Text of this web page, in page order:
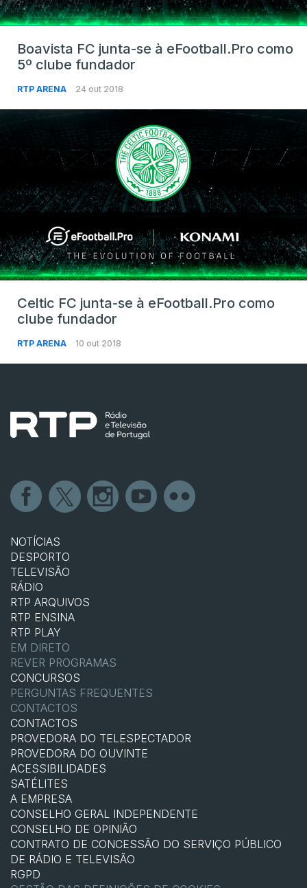
Boavista FC junta-se à eFootball.Pro como
5º clube fundador
RTP ARENA 24 out 2018
Celtic FC junta-se à eFootball.Pro como
clube fundador
RTP ARENA 10 out 2018
NOTÍCIAS
DESPORTO
TELEVISÃO
RÁDIO
RTP ARQUIVOS
RTP ENSINA
RTP PLAY
EM DIRETO
REVER PROGRAMAS
CONCURSOS
PERGUNTAS FREQUENTES
CONTACTOS
CONTACTOS
PROVEDORA DO TELESPECTADOR
PROVEDORA DO OUVINTE
ACESSIBILIDADES
SATÉLITES
A EMPRESA
CONSELHO GERAL INDEPENDENTE
CONSELHO DE OPINIÃO
CONTRATO DE CONCESSÃO DO SERVIÇO PÚBLICO
DE RÁDIO E TELEVISÃO
RGPD